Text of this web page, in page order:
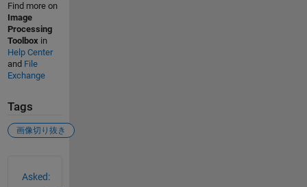
Find more on
Image
Processing
Toolboxin
Help Center
and File
Exchange
Tags
画像切り抜き
Asked: